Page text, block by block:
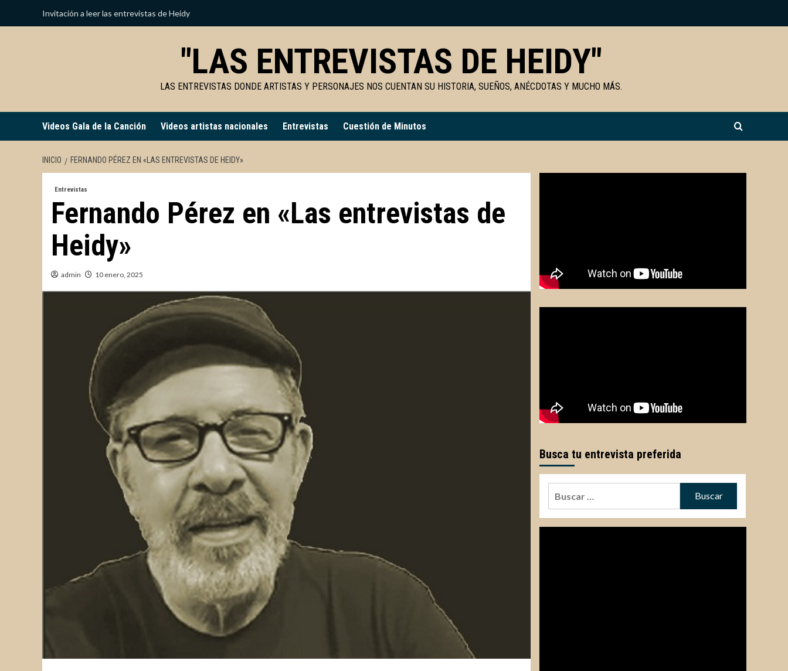
Invitación a leer las entrevistas de Heidy
"LAS ENTREVISTAS DE HEIDY"
LAS ENTREVISTAS DONDE ARTISTAS Y PERSONAJES NOS CUENTAN SU HISTORIA, SUEÑOS, ANÉCDOTAS Y MUCHO MÁS.
Videos Gala de la Canción Videos artistas nacionales Entrevistas Cuestión de Minutos
INICIO FERNANDO PÉREZ EN «LAS ENTREVISTAS DE HEIDY»
Entrevistas
Fernando Pérez en «Las entrevistas de
Heidy»
admin 10 enero, 2025
Busca tu entrevista preferida